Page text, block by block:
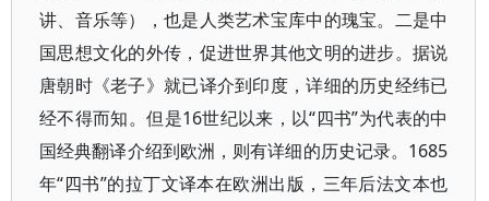
讲、音乐等），也是人类艺术宝库中的瑰宝。二是中
国思想文化的外传，促进世界其他文明的进步。据说
唐朝时《老子》就已译介到印度，详细的历史经纬已
经不得而知。但是16世纪以来，以“四书”为代表的中
国经典翻译介绍到欧洲，则有详细的历史记录。1685
年“四书”的拉丁文译本在欧洲出版，三年后法文本也